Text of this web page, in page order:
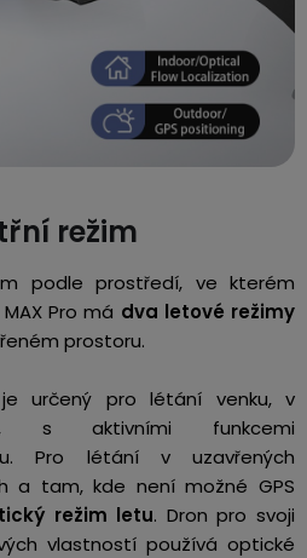
režim
podle prostředí, ve kterém
Pro má dva letové režimy
prostoru.
je určený pro létání venku, v
s aktivními funkcemi
Pro létání v uzavřených
a tam, kde není možné GPS
režim letu. Dron pro svoji
vlastností používá optické